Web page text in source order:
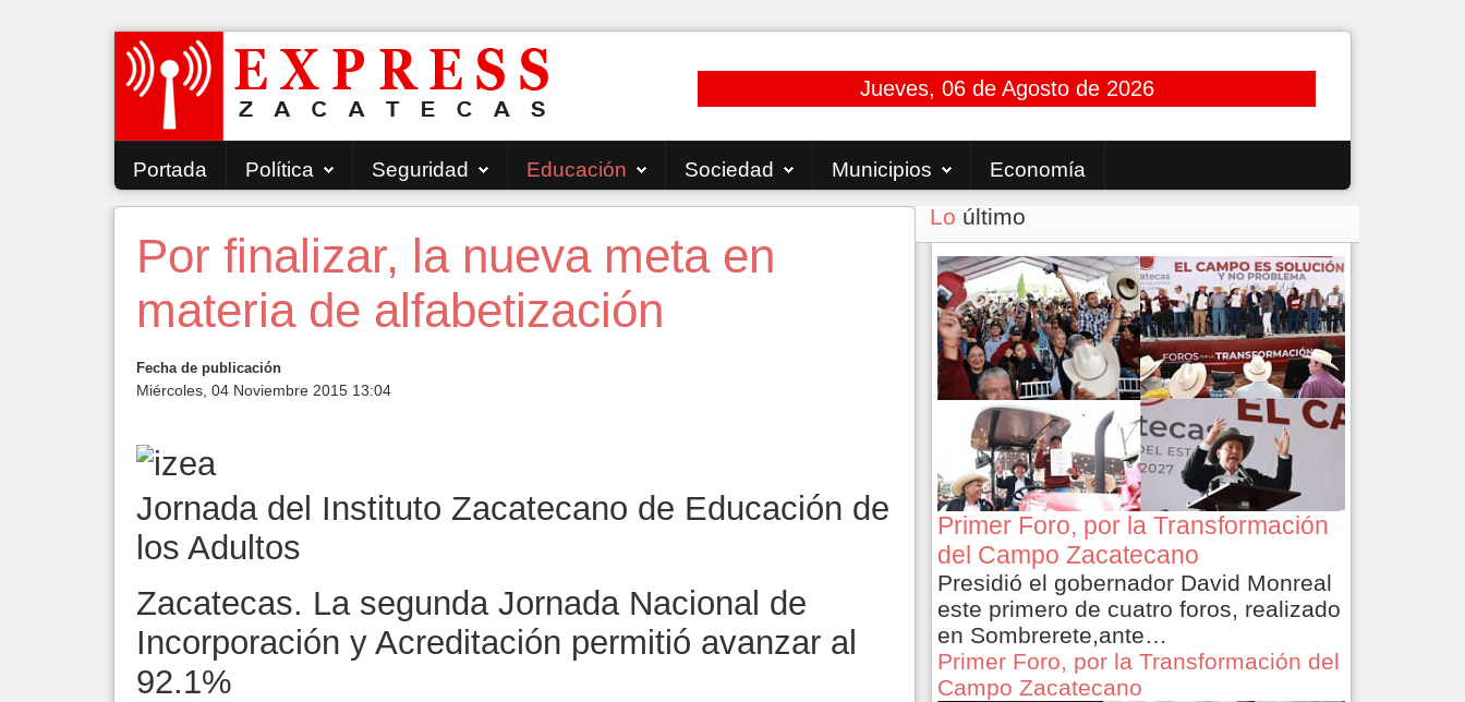
Jueves, 06 de Agosto de 2026
Portada Política Seguridad Educación Sociedad Municipios Economía
Por finalizar, la nueva meta en
materia de alfabetización
Fecha de publicación
Miércoles, 04 Noviembre 2015 13:04
Jornada del Instituto Zacatecano de Educación de
los Adultos
Zacatecas. La segunda Jornada Nacional de
Incorporación y Acreditación permitió avanzar al
92.1%
Lo último
Primer Foro, por la Transformación
del Campo Zacatecano
Presidió el gobernador David Monreal
este primero de cuatro foros, realizado
en Sombrerete,ante…
Primer Foro, por la Transformación del
Campo Zacatecano